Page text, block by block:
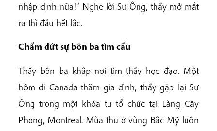
nhập định nữa!” Nghe lời Sư Ông, thầy mở mắt
ra thì đầu hết lắc.
Chấm dứt sự bôn ba tìm cầu
Thầy bôn ba khắp nơi tìm thầy học đạo. Một
hôm đi Canada thăm gia đình, thầy gặp lại Sư
Ông trong một khóa tu tổ chức tại Làng Cây
Phong, Montreal. Mùa thu ở vùng Bắc Mỹ luôn